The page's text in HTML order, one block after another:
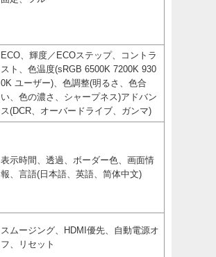
ECO、輝度／ECOステップ、コントラ
スト、色温度(sRGB 6500K 7200K 930
0K ユーザー)、色調整(明るさ、色合
い、色の濃さ、シャープネス)アドバン
ス(DCR、オーバードライブ、ガンマ)
表示時間、透過、ボーダー色、画面情
報、言語(日本語、英語、简体中文)
スムージング、HDMI優先、自動電源オ
フ、リセット